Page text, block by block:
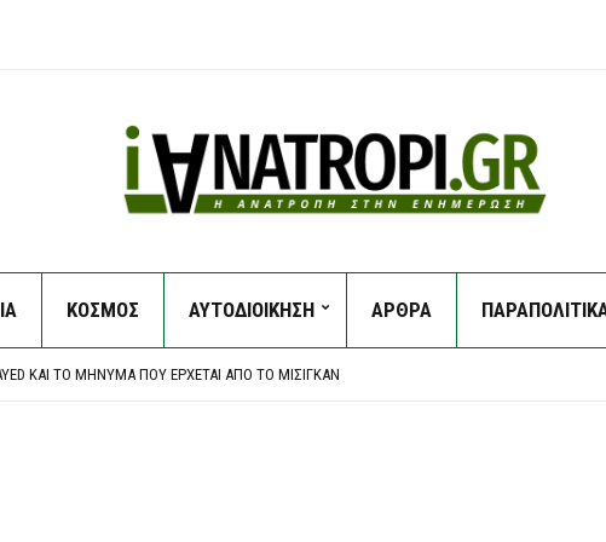
ΚΟΣΜΟΣ ΑΥΤΟΔΙΟΙΚΗΣΗ ΑΡΘΡΑ
48ΧΡΟΝΟΣ ΟΔΗΓΌΣ ΦΟΡΤΗΓΟΎ ΠΟΥ ΈΠΕΣΕ ΣΕ ΓΚΡΕΜΌ
ΚΑΙ ΤΟ ΜΉΝΥΜΑ ΠΟΥ ΈΡΧΕΤΑΙ ΑΠΌ ΤΟ ΜΊΣΙΓΚΑΝ